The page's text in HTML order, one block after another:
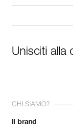
Unisciti alla
CHI SIAMO?
Il brand